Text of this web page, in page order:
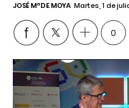
JOSÉ Mª DE MOYA Martes, 1 de
0